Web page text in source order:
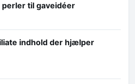
til gaveidéer
indhold der hjælper